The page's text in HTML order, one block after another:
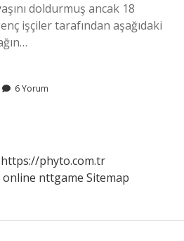
doldurmuş ancak 18
işçiler tarafından aşağıdaki
6 Yorum
https://phyto.com.tr
nttgame Sitemap